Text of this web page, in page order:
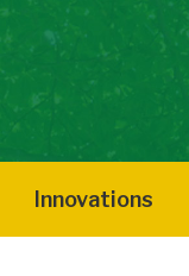
Innovations